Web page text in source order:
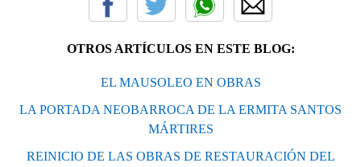
OTROS ARTÍCULOS EN ESTE BLOG:
EL MAUSOLEO EN OBRAS
LA PORTADA NEOBARROCA DE LA ERMITA SANTOS
MÁRTIRES
REINICIO DE LAS OBRAS DE RESTAURACIÓN DEL